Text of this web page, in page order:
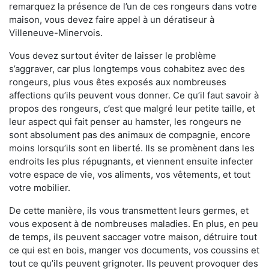
remarquez la présence de l’un de ces rongeurs dans votre
maison, vous devez faire appel à un dératiseur à
Villeneuve-Minervois.
Vous devez surtout éviter de laisser le problème
s’aggraver, car plus longtemps vous cohabitez avec des
rongeurs, plus vous êtes exposés aux nombreuses
affections qu’ils peuvent vous donner. Ce qu’il faut savoir à
propos des rongeurs, c’est que malgré leur petite taille, et
leur aspect qui fait penser au hamster, les rongeurs ne
sont absolument pas des animaux de compagnie, encore
moins lorsqu’ils sont en liberté. Ils se promènent dans les
endroits les plus répugnants, et viennent ensuite infecter
votre espace de vie, vos aliments, vos vêtements, et tout
votre mobilier.
De cette manière, ils vous transmettent leurs germes, et
vous exposent à de nombreuses maladies. En plus, en peu
de temps, ils peuvent saccager votre maison, détruire tout
ce qui est en bois, manger vos documents, vos coussins et
tout ce qu’ils peuvent grignoter. Ils peuvent provoquer des